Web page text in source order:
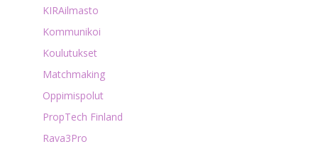
KIRAilmasto
Kommunikoi
Koulutukset
Matchmaking
Oppimispolut
PropTech Finland
Rava3Pro